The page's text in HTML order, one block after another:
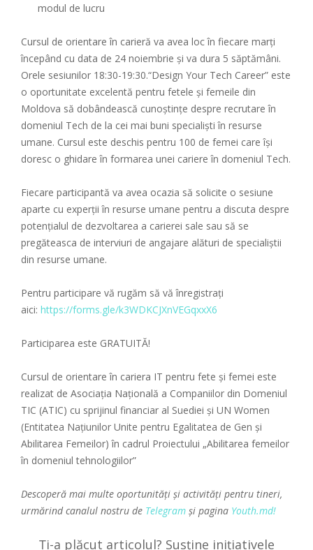
modul de lucru
Cursul de orientare în carieră va avea loc în fiecare marți
începând cu data de 24 noiembrie și va dura 5 săptămâni.
Orele sesiunilor 18:30-19:30.“Design Your Tech Career” este
o oportunitate excelentă pentru fetele și femeile din
Moldova să dobândească cunoștințe despre recrutare în
domeniul Tech de la cei mai buni specialiști în resurse
umane. Cursul este deschis pentru 100 de femei care își
doresc o ghidare în formarea unei cariere în domeniul Tech.
Fiecare participantă va avea ocazia să solicite o sesiune
aparte cu experții în resurse umane pentru a discuta despre
potențialul de dezvoltarea a carierei sale sau să se
pregăteasca de interviuri de angajare alături de specialiștii
din resurse umane.
Pentru participare vă rugăm să vă înregistrați
aici: https://forms.gle/k3WDKCJXnVEGqxxX6
Participarea este GRATUITĂ!
Cursul de orientare în cariera IT pentru fete și femei este
realizat de Asociația Națională a Companiilor din Domeniul
TIC (ATIC) cu sprijinul financiar al Suediei și UN Women
(Entitatea Naţiunilor Unite pentru Egalitatea de Gen şi
Abilitarea Femeilor) în cadrul Proiectului „Abilitarea femeilor
în domeniul tehnologiilor”
Descoperă mai multe oportunități și activități pentru tineri,
urmărind canalul nostru de Telegram și pagina Youth.md!
Ți-a plăcut articolul? Susține inițiativele